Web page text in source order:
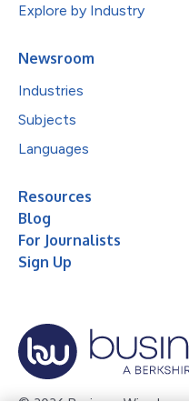
Explore by Industry
Newsroom
Industries
Subjects
Languages
Resources
Blog
For Journalists
Sign Up
© 2026 Business Wire, Inc.